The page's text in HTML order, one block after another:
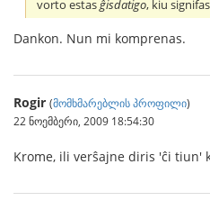
vorto estasĝisdatigo, kiu
Dankon. Nun mi komprenas.
Rogir (მომხმარებლის პროფილი)
22 ნოემბერი, 2009 18:54:30
Krome, ili verŝajne diris 'ĉi tiun'